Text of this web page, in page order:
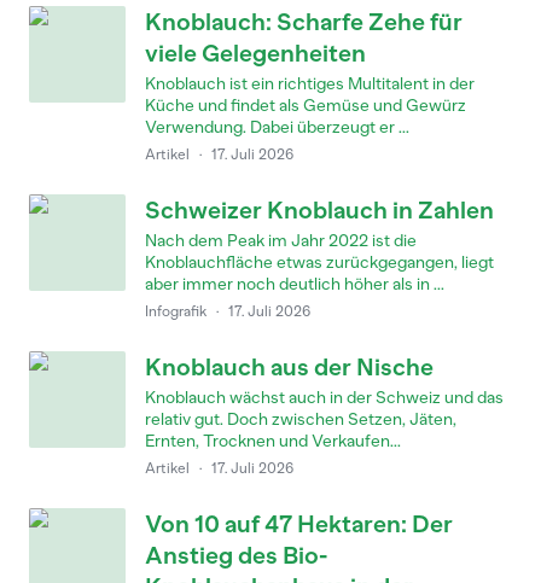
Knoblauch: Scharfe Zehe für
viele Gelegenheiten
Knoblauch ist ein richtiges Multitalent in der
Küche und findet als Gemüse und Gewürz
Verwendung. Dabei überzeugt er ...
Artikel · 17. Juli 2026
Schweizer Knoblauch in Zahlen
Nach dem Peak im Jahr 2022 ist die
Knoblauchfläche etwas zurückgegangen, liegt
aber immer noch deutlich höher als in ...
Infografik · 17. Juli 2026
Knoblauch aus der Nische
Knoblauch wächst auch in der Schweiz und das
relativ gut. Doch zwischen Setzen, Jäten,
Ernten, Trocknen und Verkaufen...
Artikel · 17. Juli 2026
Von 10 auf 47 Hektaren: Der
Anstieg des Bio-